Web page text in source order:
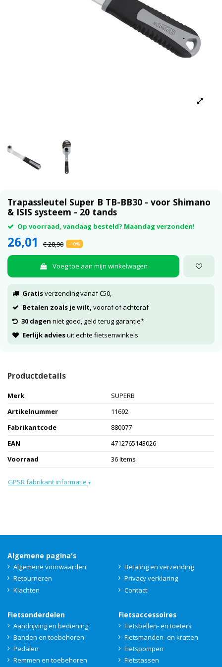
Trapassleutel Super B TB-BB30 - voor Shimano
& ISIS systeem - 20 tands
Op voorraad, vandaag besteld? Maandag verzonden!
26,01 € 28,90 -10%
Voeg toe aan mijn winkelwagen
Gratisverzending vanaf €50,-
Betalen zoals je wilt, vooraf of achteraf
30 dagen niet goed, geld terug garantie*
Eerlijk adviesuit echte fietsenwinkels
Productdetails
Merk
SUPERB
Artikelnummer
11692
Fabrikantcode
880077
EAN
4712765143026
Voorraad
36 Items
GPSR fabrikant informatie ▾
Algemene pagina's
Algemene voorwaarden
Betaling en verzending
Retourneren
Privacy verklaring
Klachten
Contact
Fietsonderdelen
Aandrijving en bediening
Banden en toebehoren
Pedalen
Remmen en toebehoren
Fietsaccessoires
Fietsbellen- en toeters
Fietsmanden- en kratten
Fietspompen
Fietstassen